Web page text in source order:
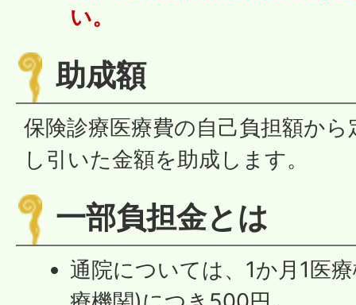
い。
助成額
保険診療医療費の自己負担額から
し引いた金額を助成します。
一部負担金とは
通院については、1か月1医